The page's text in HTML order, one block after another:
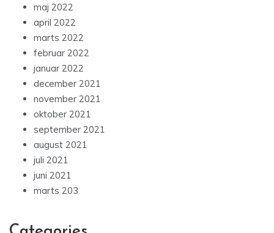
maj 2022
april 2022
marts 2022
februar 2022
januar 2022
december 2021
november 2021
oktober 2021
september 2021
august 2021
juli 2021
juni 2021
marts 203